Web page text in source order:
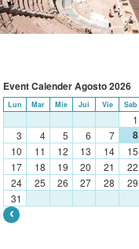
Event CalenderAgosto2026
Lun Mar Mie Jui Vie Sab
1
3
4 5 6 7 8
10
11 12 13 14 15
17
18 19 20 21 22
24
25 26 27 28 29
31